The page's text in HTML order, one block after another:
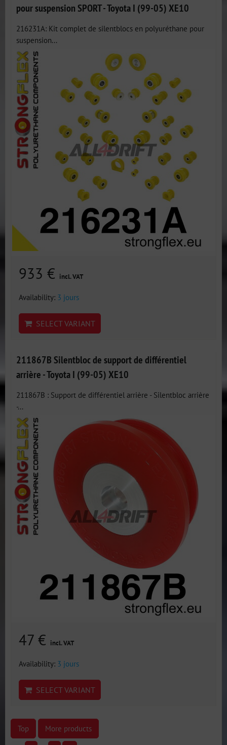
pour suspension SPORT - Toyota I (99-05) XE10
216231A: Kit complet de silentblocs en polyuréthane pour
suspension...
933 € incl. VAT
Availability: 3 jours
SELECT VARIANT
211867B Silentbloc de support de différentiel
arrière - Toyota I (99-05) XE10
211867B : Support de différentiel arrière - Silentbloc arrière
-...
47 € incl. VAT
Availability: 3 jours
SELECT VARIANT
Top More products